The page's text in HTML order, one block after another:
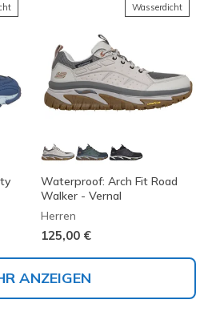
Wasserdicht
Waterproof: Arch Fit Road
Walker - Vernal
Herren
125,00 €
ANZEIGEN